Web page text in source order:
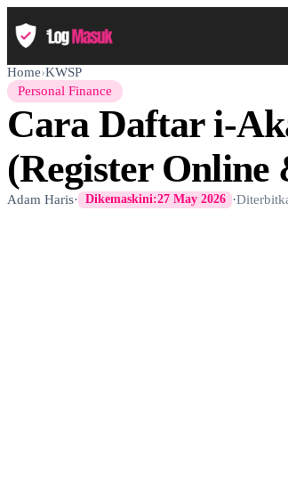
Home›KWSP
Personal Finance
Cara Daftar i-
(Register
Adam Haris· Dikemaskini:27 May 2026 ·